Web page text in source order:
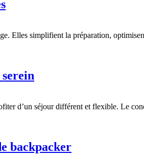
Elles simplifient la préparation,
d’un séjour différent et flexible. Le
backpacker